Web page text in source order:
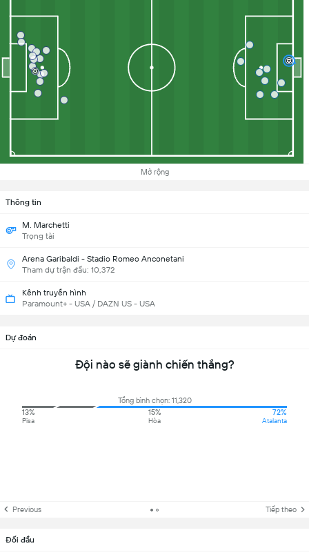
Mở rộng
Thông tin
M. Marchetti
Trọng tài
Arena Garibaldi - Stadio Romeo Anconetani
Tham dự trận đấu: 10,372
Kênh truyền hình
Paramount+ - USA / DAZN US - USA
Dự đoán
Đội nào sẽ giành chiến thắng?
Tổng bình chọn: 11,320
13%
Pisa
15%
Hòa
72%
Atalanta
Previous Tiếp theo
Đối đầu